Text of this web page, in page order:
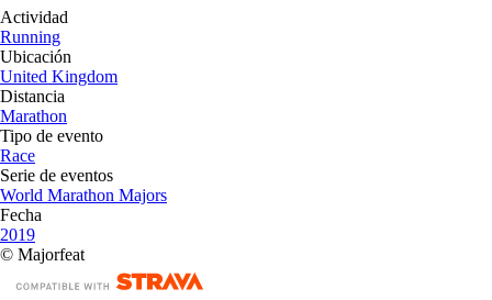
Actividad
Running
Ubicación
United Kingdom
Distancia
Marathon
Tipo de evento
Race
Serie de eventos
World Marathon Majors
Fecha
2019
© Majorfeat